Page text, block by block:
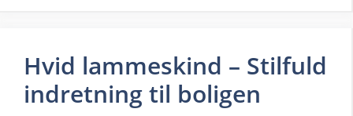
Hvid lammeskind – Stilfuld
indretning til boligen